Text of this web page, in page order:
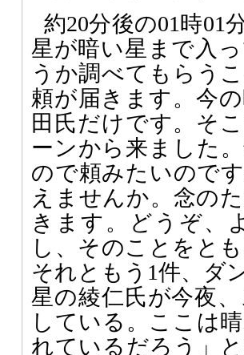
約20分後の01時01
星が暗い星まで入
うか調べてもらう
頼が届きます。今
田氏だけです。そ
ーンから来ました
ので頼みたいので
えませんか。念の
きます。どうぞ、
し、そのことをと
それともう1件、ダ
星の綾仁氏が今夜
している。ここは
れているだろう」